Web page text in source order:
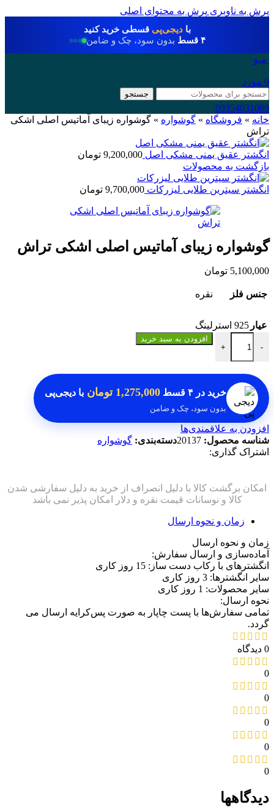
پرش به ناوبری پرش به محتوای اصلی
بادیجی‌پی قسطی خرید کنید
۴ قسط
بدون سود، چک و ضامن
منو
0 مورد
جستجو
09354031009
خانه » فروشگاه » گوشواره » گوشواره زیبای آماتیس اصلی اشکی
تراش
انگشتر عقیق یمنی مشکی اصل 9,200,000 تومان
بازگشت به محصولات
انگشتر سیترین طلایی لیزرکات 9,700,000 تومان
گوشواره زیبای آماتیس اصلی اشکی تراش
5,100,000 تومان
جنس فلز نقره
عیار 925 استرلینگ
-
گوشواره زیبای آماتیس اصلی اشکی تراش عدد
+
افزودن به سبد خرید
خرید در ۴ قسط 1,275,000 تومان با دیجی‌پی
بدون سود، چک و ضامن
افزودن به علاقمندی‌ها
شناسه محصول: 20137دسته‌بندی: گوشواره
اشتراک گذاری:
زمان و نحوه ارسال
زمان و نحوه ارسال
آماده‌سازی و ارسال سفارش:
انگشترهای با رکاب دست ساز: 15 روز کاری
سایر انگشترها: 3 روز کاری
سایر محصولات: 1 روز کاری
نحوه ارسال:
تمامی سفارش‌ها با پست چاپار به صورت پس‌کرایه ارسال می
گردد.
0 دیدگاه
0
0
0
0
0
دیدگاهها